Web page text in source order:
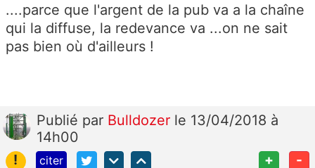
....parce que l'argent de la pub va a la chaîne
qui la diffuse, la redevance va ...on ne sait
pas bien où d'ailleurs !
Publié par Bulldozer le 13/04/2018 à
14h00
!
citer + -